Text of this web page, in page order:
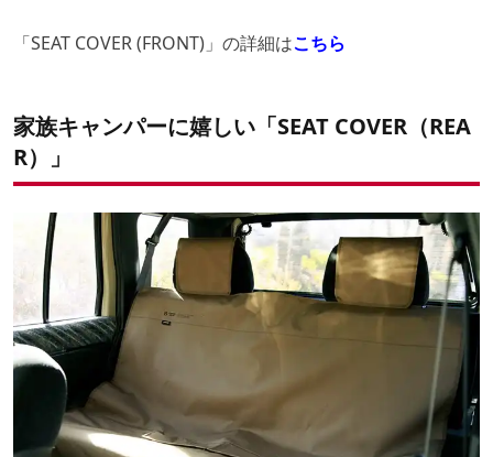
「SEAT COVER (FRONT)」の詳細はこちら
家族キャンパーに嬉しい「SEAT COVER（REA
R）」